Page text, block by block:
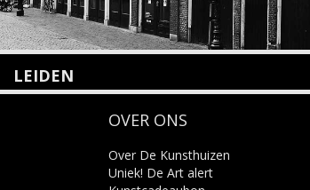
LEIDEN
info@kunsthuisleiden.nl
OVER ONS
Over De Kunsthuizen
Uniek! De Art alert